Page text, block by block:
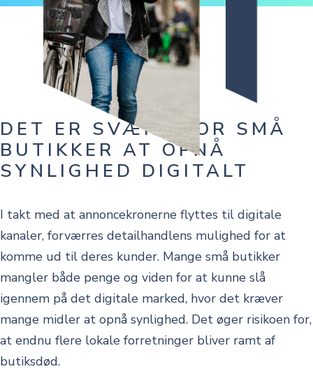
DET ER SVÆRT FOR SMÅ
BUTIKKER AT OPNÅ
SYNLIGHED DIGITALT
I takt med at annoncekronerne flyttes til digitale
kanaler, forværres detailhandlens mulighed for at
komme ud til deres kunder. Mange små butikker
mangler både penge og viden for at kunne slå
igennem på det digitale marked, hvor det kræver
mange midler at opnå synlighed. Det øger risikoen for,
at endnu flere lokale forretninger bliver ramt af
butiksdød.